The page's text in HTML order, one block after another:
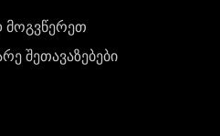
მოგვწერეთ
შეთავაზებები